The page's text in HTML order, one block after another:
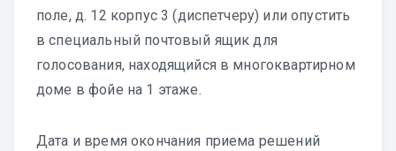
поле, д. 12 корпус 3 (диспетчеру) или опустить
в специальный почтовый ящик для
голосования, находящийся в многоквартирном
доме в фойе на 1 этаже.
Дата и время окончания приема решений